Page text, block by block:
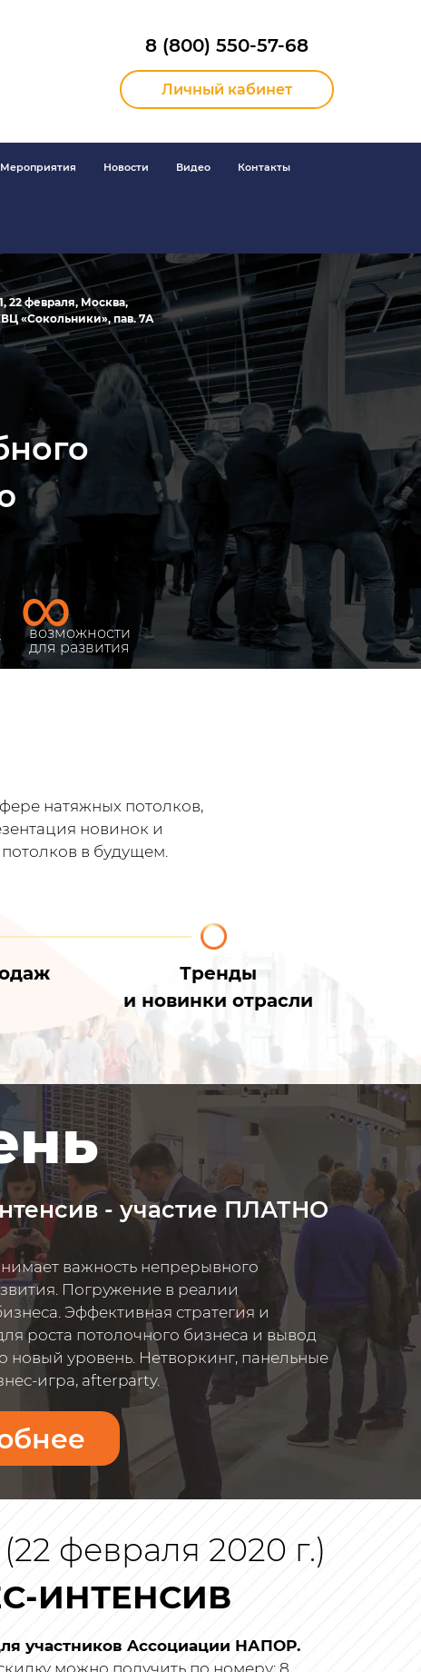
8 (800) 550-57-68
Личный кабинет
Мероприятия Новости Видео Контакты
22 февраля, Москва,
«Сокольники», пав. 7А
∞
возможности
для развития
натяжных потолков,
новинок и
в будущем.
Тренды
и новинки отрасли
важность непрерывного
Погружение в реалии
Эффективная стратегия и
роста потолочного бизнеса и вывод
новый уровень. Нетворкинг, панельные
игра, afterparty.
- участие ПЛАТНО
(22 февраля 2020 г.)
ИНТЕНСИВ
участников Accоциации НАПОР.
можно получить по номеру: 8